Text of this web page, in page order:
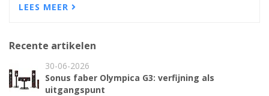
LEES MEER
Recente artikelen
30-06-2026
Sonus faber Olympica G3: verfijning als
uitgangspunt